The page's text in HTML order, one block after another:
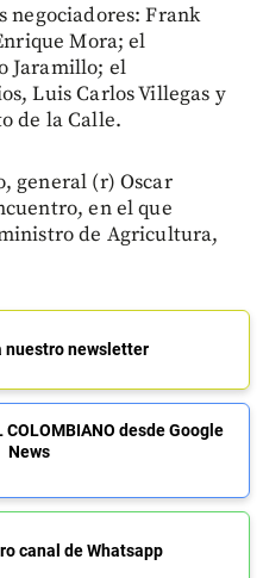
negociadores: Frank
Mora; el
Jaramillo; el
Luis Carlos Villegas y
de la Calle.
general (r) Oscar
en el que
de Agricultura,
nuestro newsletter
desde Google
News
canal de Whatsapp